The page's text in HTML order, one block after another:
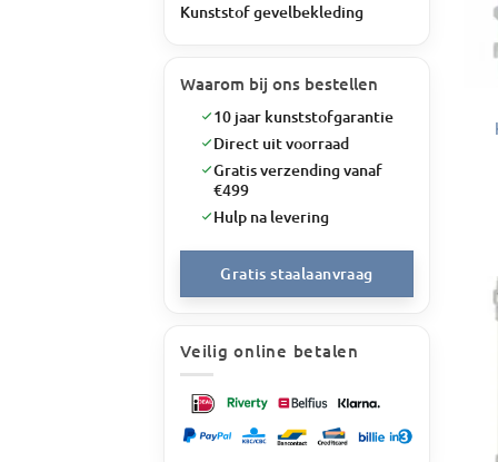
Kunststof gevelbekleding
Waarom bij ons bestellen
10 jaar kunststofgarantie
Direct uit voorraad
Gratis verzending vanaf
€499
Hulp na levering
Gratis staalaanvraag
Veilig online betalen